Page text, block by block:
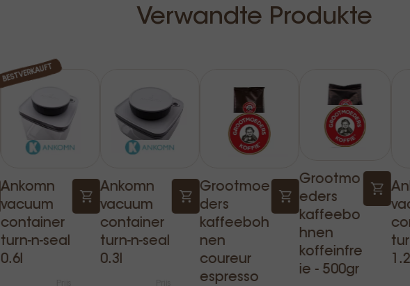
Verwandte Produkte
BESTVERKAUFT
Ankomn
vacuum
container
turn-n-seal
0.6l
Ankomn
vacuum
container
turn-n-seal
0.3l
Grootmoe
ders
kaffeeboh
nen
coureur
espresso
Grootmo
eders
kaffeebo
hnen
koffeinfre
ie - 500gr